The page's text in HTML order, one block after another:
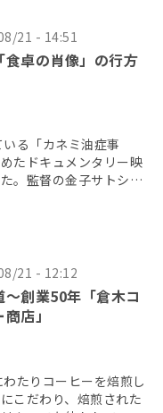
21 - 14:51
食卓の肖像」の行方
る「カネミ油症事
たドキュメンタリー映
。監督の金子サトシさ
う。映画公開初日の
21 - 12:12
〜創業50年「倉木コ
店」
たりコーヒーを焙煎し
こだわり、焙煎された